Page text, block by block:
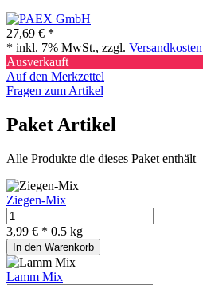
27,69 € *
* inkl. 7% MwSt., zzgl. Versandkosten
Ausverkauft
Auf den Merkzettel
Fragen zum Artikel
Paket Artikel
Alle Produkte die dieses Paket enthält
Ziegen-Mix
3,99 € * 0.5 kg
In den Warenkorb
Lamm Mix